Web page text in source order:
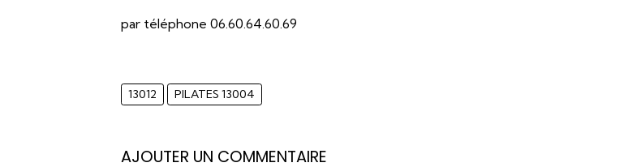
par téléphone 06.60.64.60.69
13012 PILATES 13004
AJOUTER UN COMMENTAIRE